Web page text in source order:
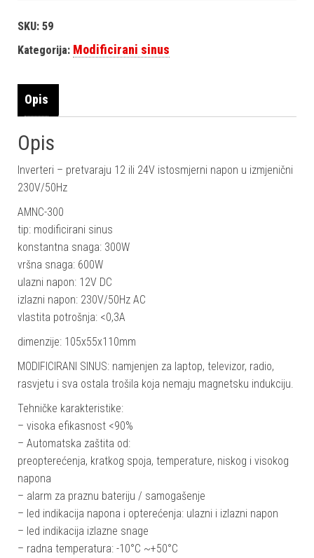
SKU: 59
Kategorija: Modificirani sinus
Opis
Opis
Inverteri – pretvaraju 12 ili 24V istosmjerni napon u izmjenični
230V/50Hz
AMNC-300
tip: modificirani sinus
konstantna snaga: 300W
vršna snaga: 600W
ulazni napon: 12V DC
izlazni napon: 230V/50Hz AC
vlastita potrošnja: <0,3A
dimenzije: 105x55x110mm
MODIFICIRANI SINUS: namjenjen za laptop, televizor, radio,
rasvjetu i sva ostala trošila koja nemaju magnetsku indukciju.
Tehničke karakteristike:
– visoka efikasnost <90%
– Automatska zaštita od:
preopterećenja, kratkog spoja, temperature, niskog i visokog
napona
– alarm za praznu bateriju / samogašenje
– led indikacija napona i opterećenja: ulazni i izlazni napon
– led indikacija izlazne snage
– radna temperatura: -10°C ~+50°C